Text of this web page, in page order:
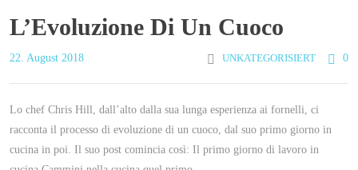
L’Evoluzione Di Un Cuoco
22. August 2018 UNKATEGORISIERT 0
Lo chef Chris Hill, dall’alto dalla sua lunga esperienza ai fornelli, ci
racconta il processo di evoluzione di un cuoco, dal suo primo giorno in
cucina in poi. Il suo post comincia così: Il primo giorno di lavoro in